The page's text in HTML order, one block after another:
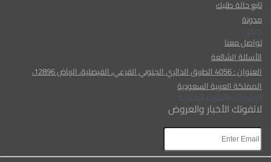
تابع حالة طلبك
مدونة
دعم
تواصل معنا
الأسئلة الشائعة
العنوان : 4056 الطريق الدائري الجنوبي الفرعي، الفيصلية، الرياض 12896،
المملكة العربية السعودية
الإشتراك بالنشرة الإخبارية
لاتفوتك الأخبار والعروض